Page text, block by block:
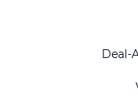
Deal-